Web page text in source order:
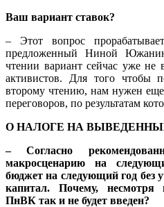
Ваш вариант ставок?
– Этот вопрос
предложенный Ниной
чтении вариант сейчас уже не
активистов. Для того чтобы
второму чтению, нам нужен
переговоров, по результатам
О НАЛОГЕ НА
– Согласно
макросценарию на
бюджет на следующий год без
капитал. Почему, несмотря
ПнВК так и не будет введен?